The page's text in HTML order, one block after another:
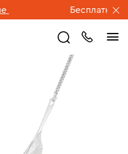
Бесплатная